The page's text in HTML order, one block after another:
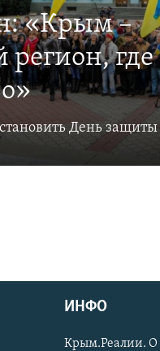
«Крым –
регион,
День
ИНФО
Крым.Реалии. О